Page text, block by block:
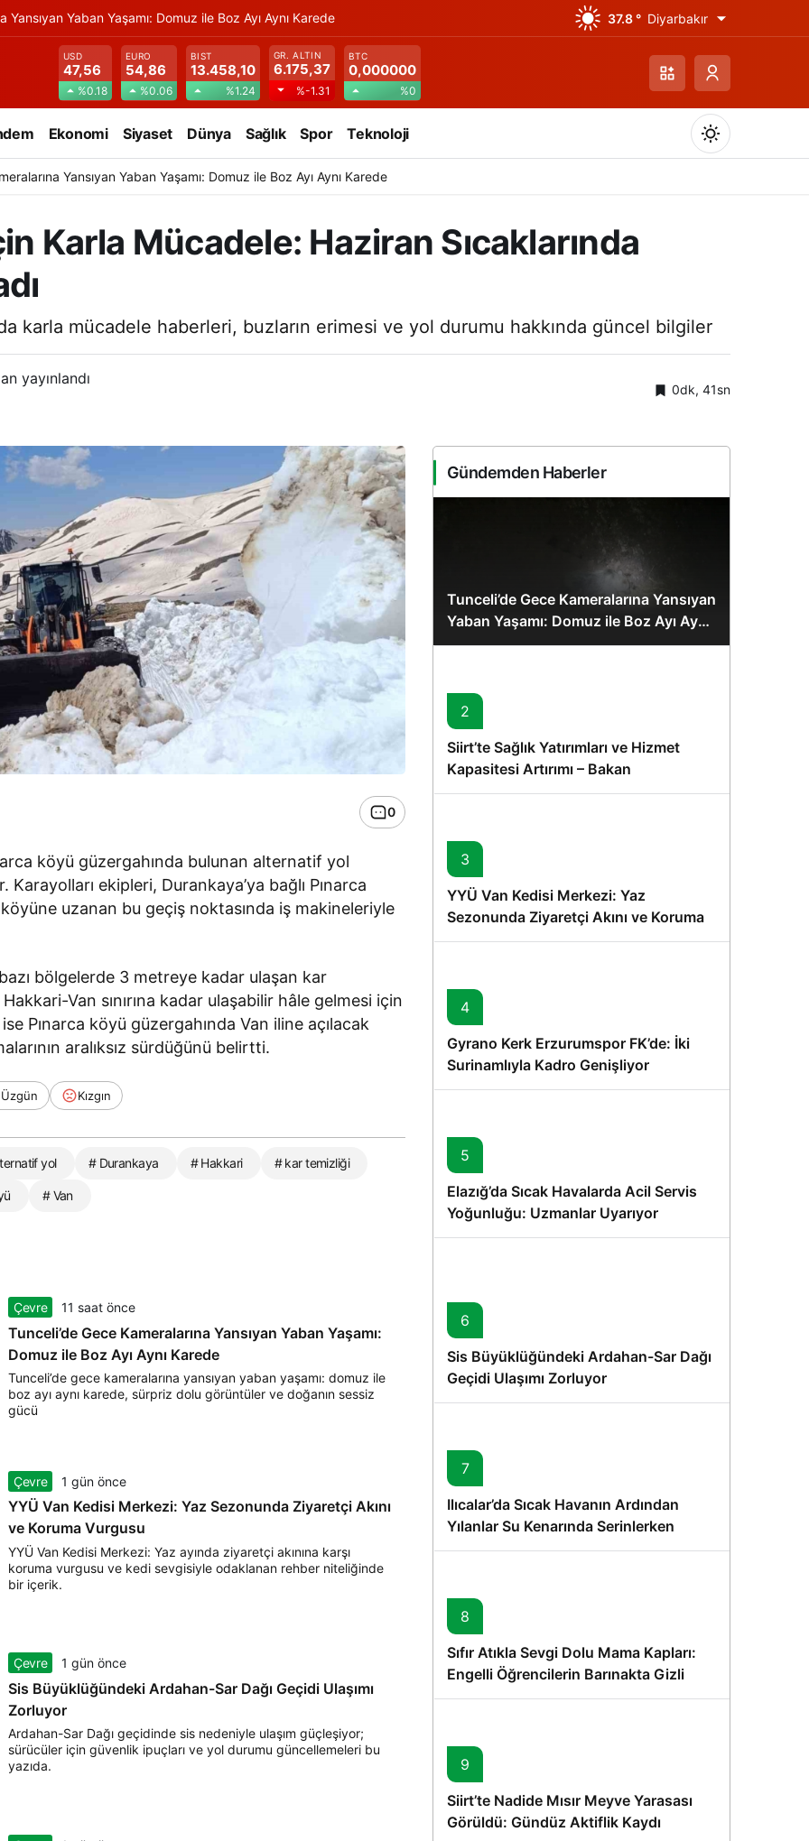
Yansıyan Yaban Yaşamı: Domuz ile Boz Ayı Aynı Karede 37.8 ° Diyarbakır
USD
47,56
%0.18
EURO
54,86
%0.06
BIST
13.458,10
%1.24
GR. ALTIN
6.175,37
%-1.31
BTC
0,000000
%0
Ekonomi Siyaset Dünya Sağlık Spor Teknoloji
Yansıyan Yaban Yaşamı: Domuz ile Boz Ayı Aynı Karede
Karla Mücadele: Haziran Sıcaklarında
karla mücadele haberleri, buzların erimesi ve yol durumu hakkında güncel bilgiler
yayınlandı
0dk, 41sn
0
köyü güzergahında bulunan alternatif yol
ekipleri, Durankaya’ya bağlı Pınarca
uzanan bu geçiş noktasında iş makineleriyle
bölgelerde 3 metreye kadar ulaşan kar
Van sınırına kadar ulaşabilir hâle gelmesi için
Pınarca köyü güzergahında Van iline açılacak
aralıksız sürdüğünü belirtti.
Üzgün Kızgın
yol # Durankaya # Hakkari # kar temizliği
# Van
Çevre 11 saat önce
Tunceli’de Gece Kameralarına Yansıyan Yaban Yaşamı:
Domuz ile Boz Ayı Aynı Karede
Tunceli’de gece kameralarına yansıyan yaban yaşamı: domuz ile
boz ayı aynı karede, sürpriz dolu görüntüler ve doğanın sessiz
gücü
Çevre 1 gün önce
YYÜ Van Kedisi Merkezi: Yaz Sezonunda Ziyaretçi Akını
ve Koruma Vurgusu
YYÜ Van Kedisi Merkezi: Yaz ayında ziyaretçi akınına karşı
koruma vurgusu ve kedi sevgisiyle odaklanan rehber niteliğinde
bir içerik.
Çevre 1 gün önce
Sis Büyüklüğündeki Ardahan-Sar Dağı Geçidi Ulaşımı
Zorluyor
Ardahan-Sar Dağı geçidinde sis nedeniyle ulaşım güçleşiyor;
sürücüler için güvenlik ipuçları ve yol durumu güncellemeleri bu
yazıda.
Gündemden Haberler
Tunceli’de Gece Kameralarına Yansıyan
Yaban Yaşamı: Domuz ile Boz Ayı Aynı
Karede
2
Siirt’te Sağlık Yatırımları ve Hizmet
Kapasitesi Artırımı – Bakan
Memişoğlu’nun Ziyareti
3
YYÜ Van Kedisi Merkezi: Yaz
Sezonunda Ziyaretçi Akını ve Koruma
Vurgusu
4
Gyrano Kerk Erzurumspor FK’de: İki
Surinamlıyla Kadro Genişliyor
5
Elazığ’da Sıcak Havalarda Acil Servis
Yoğunluğu: Uzmanlar Uyarıyor
6
Sis Büyüklüğündeki Ardahan-Sar Dağı
Geçidi Ulaşımı Zorluyor
7
Ilıcalar’da Sıcak Havanın Ardından
Yılanlar Su Kenarında Serinlerken
Görüntülendi
8
Sıfır Atıkla Sevgi Dolu Mama Kapları:
Engelli Öğrencilerin Barınakta Gizli
Dostları İçin Gönüllü Proje
9
Siirt’te Nadide Mısır Meyve Yarasası
Görüldü: Gündüz Aktiflik Kaydı